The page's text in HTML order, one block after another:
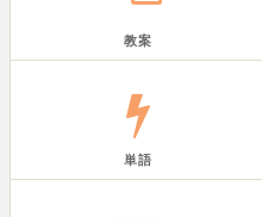
教案
単語